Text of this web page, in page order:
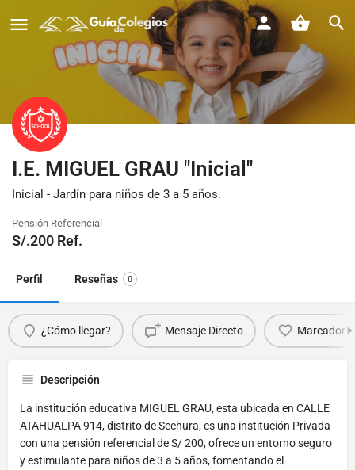
I.E. MIGUEL GRAU "Inicial"
Inicial - Jardín para niños de 3 a 5 años.
Pensión Referencial
S/.200 Ref.
Perfil Reseñas 0
¿Cómo llegar? Mensaje Directo Marcador
Descripción
La institución educativa MIGUEL GRAU, esta ubicada en CALLE
ATAHUALPA 914, distrito de Sechura, es una institución Privada
con una pensión referencial de S/ 200, ofrece un entorno seguro
y estimulante para niños de 3 a 5 años, fomentando el